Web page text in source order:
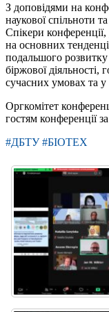
З доповідями на
наукової спільноти
Спікери
на основних
подальшого розвитку
біржової діяльності,
сучасних умовах та у
Оргкомітет
гостям конференції
#ДБТУ #БІОТЕХ